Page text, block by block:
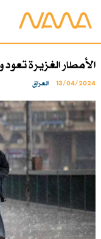
الأمطار الغزيرة
13/04/2024 العراق